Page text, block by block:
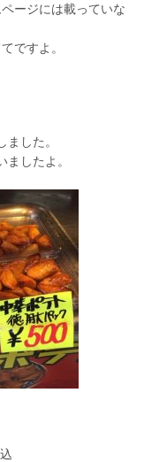
ージには載っていな
ですよ。
した。
したよ。